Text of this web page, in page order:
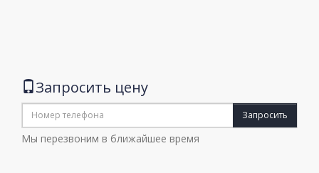
Запросить цену
Запросить
Мы перезвоним в ближайшее время